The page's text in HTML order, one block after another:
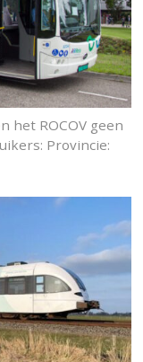
het ROCOV geen
Provincie: